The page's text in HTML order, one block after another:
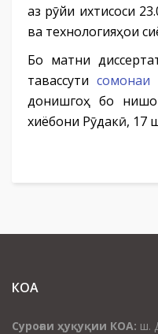
аз рӯйи ихтисоси
ва технологияҳои
Бо матни
тавассути
донишгоҳ бо
хиёбони Рӯдакӣ, 17
КОА
Суроғаи ҳуқуқии КОА: ш.